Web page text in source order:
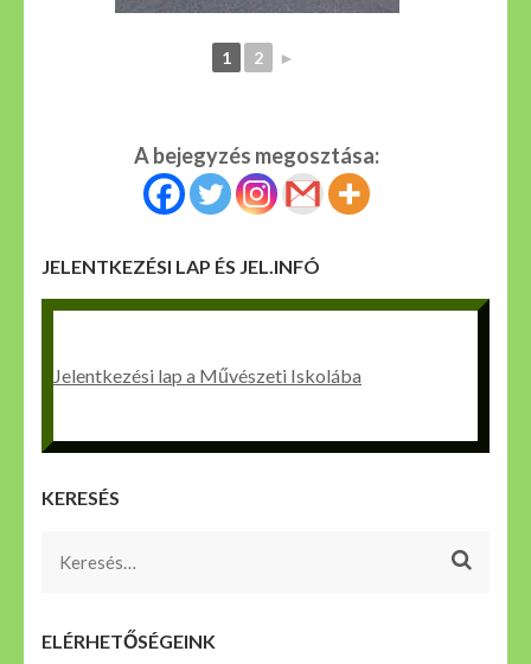
1 2 ►
A bejegyzés megosztása:
JELENTKEZÉSI LAP ÉS JEL.INFÓ
Jelentkezési lap a Művészeti Iskolába
KERESÉS
Keresés:
ELÉRHETŐSÉGEINK